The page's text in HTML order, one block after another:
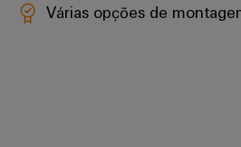
Várias opções de